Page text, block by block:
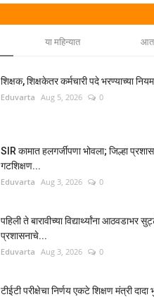
या महिन्यात
शिक्षक, शिक्षकेतर कर्मचारी पदे भरण्याच्या
Eduvarta Aug 5, 2026 0
SIR कामात हलगर्जीपणा भोवला; जिल्हा
गटशिक्षण...
Eduvarta Aug 3, 2026 0
पहिली ते बारावीच्या विद्यार्थ्यांना आठवडाभर
प्रशासनाचे...
Eduvarta Aug 3, 2026 0
टीईटी परीक्षेचा निर्णय एकटे शिक्षण मंत्री